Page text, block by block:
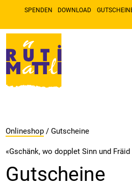
SPENDEN DOWNLOAD
Onlineshop / Gutscheine
«Gschänk, wo dopplet Sinn und
Gutscheine